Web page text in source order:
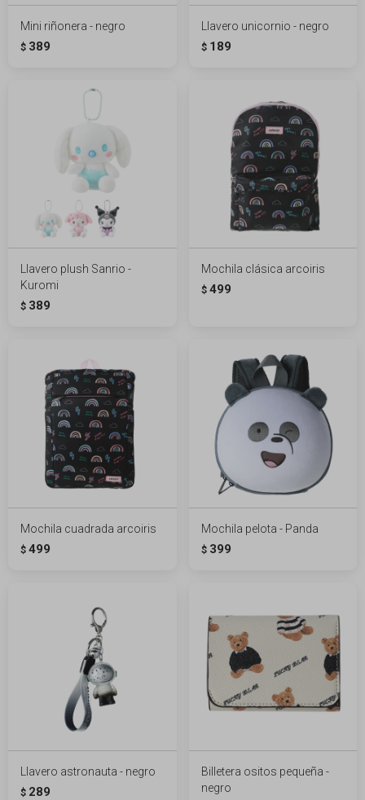
Mini riñonera - negro
$ 389
Llavero unicornio - negro
$ 189
Llavero plush Sanrio -
Kuromi
$ 389
Mochila clásica arcoiris
$ 499
Mochila cuadrada arcoiris
$ 499
Mochila pelota - Panda
$ 399
Llavero astronauta - negro
$ 289
Billetera ositos pequeña -
negro